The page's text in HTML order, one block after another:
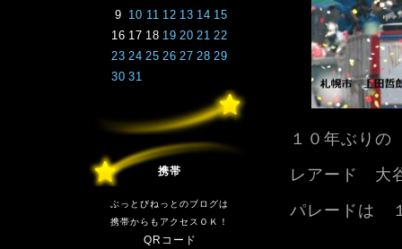
9 10 11 12 13 14 15
16 17 18 19 20 21 22
23 24 25 26 27 28 29
30 31
携帯
ぶっとびねっとのブログは
携帯からもアクセスＯＫ！
QRコード
１０年ぶり
レアード 大
パレードは